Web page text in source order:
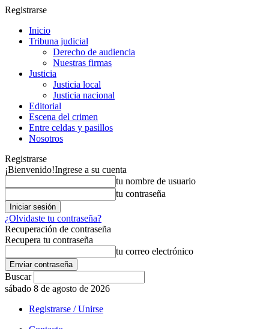
Registrarse
Inicio
Tribuna judicial
Derecho de audiencia
Nuestras firmas
Justicia
Justicia local
Justicia nacional
Editorial
Escena del crimen
Entre celdas y pasillos
Nosotros
Registrarse
¡Bienvenido!Ingrese a su cuenta
tu nombre de usuario
tu contraseña
¿Olvidaste tu contraseña?
Recuperación de contraseña
Recupera tu contraseña
tu correo electrónico
Buscar
sábado 8 de agosto de 2026
Registrarse / Unirse